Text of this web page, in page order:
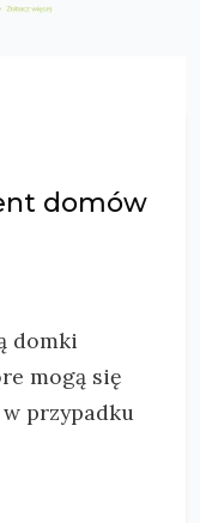
domów
domki
mogą się
przypadku